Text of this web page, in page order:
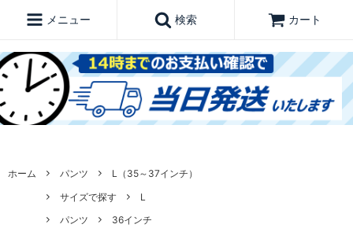
メニュー 検索 カート
ホーム パンツ
L（35～37インチ）
サイズで探す
L
パンツ
36インチ